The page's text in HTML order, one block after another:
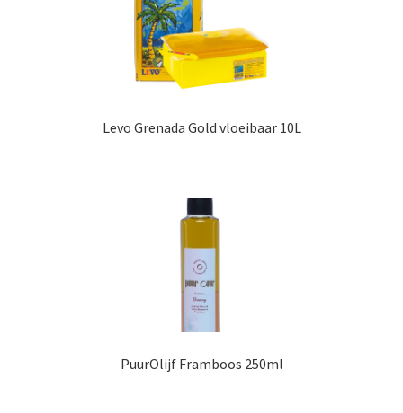
Levo Grenada Gold vloeibaar 10L
PuurOlijf Framboos 250ml